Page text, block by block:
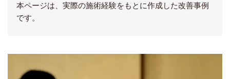
本ページは、実際の施術経験をもとに作成した改善事例
です。